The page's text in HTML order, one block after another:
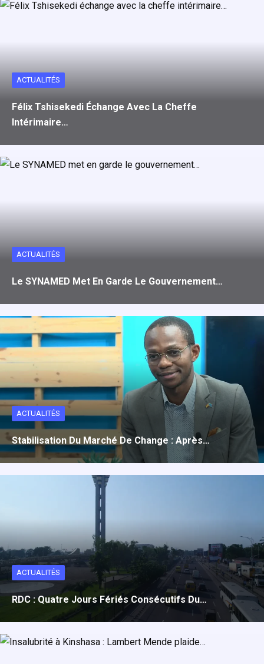
o
o
p
ACTUALITÉS
Félix Tshisekedi Échange Avec La Cheffe
Intérimaire…
ACTUALITÉS
Le SYNAMED Met En Garde Le Gouvernement…
ACTUALITÉS
Stabilisation Du Marché De Change : Après…
ACTUALITÉS
RDC : Quatre Jours Fériés Consécutifs Du…